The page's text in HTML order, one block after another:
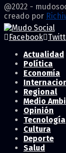
@2022 -
creado por
Facebook
Actualidad
Política
Economía
Regional
Medio
Opinión
Tecnología
Cultura
Deporte
Salud